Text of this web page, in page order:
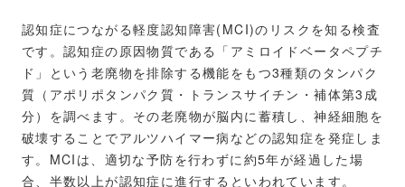
認知症につながる軽度認知障害(MCI)のリスクを知る検査
です。認知症の原因物質である「アミロイドベータペプチ
ド」という老廃物を排除する機能をもつ3種類のタンパク
質（アポリポタンパク質・トランスサイチン・補体第3成
分）を調べます。その老廃物が脳内に蓄積し、神経細胞を
破壊することでアルツハイマー病などの認知症を発症しま
す。MCIは、適切な予防を行わずに約5年が経過した場
合、半数以上が認知症に進行するといわれています。